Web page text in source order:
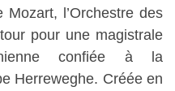
Mozart, l’Orchestre des
pour une magistrale
confiée à la
Herreweghe. Créée en